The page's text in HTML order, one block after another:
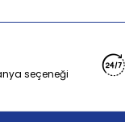
seçeneği